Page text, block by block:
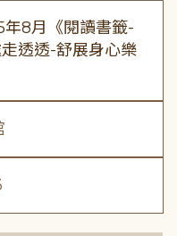
年8月《閱讀書籤-
透透-舒展身心樂